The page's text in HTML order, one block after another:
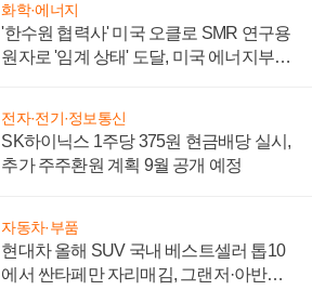
화학·에너지
'한수원 협력사' 미국 오클로 SMR 연구용
원자로 '임계 상태' 도달, 미국 에너지부
전자·전기·정보통신
SK하이닉스 1주당 375원 현금배당 실시,
추가 주주환원 계획 9월 공개 예정
자동차·부품
현대차 올해 SUV 국내 베스트셀러 톱10
에서 싼타페만 자리매김, 그랜저·아반떼